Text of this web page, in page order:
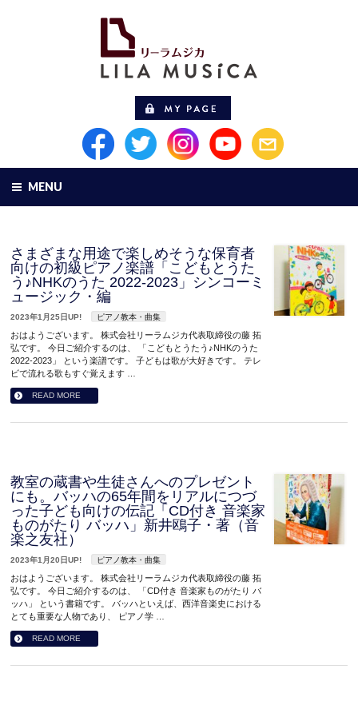
MENU
さまざまな用途で楽しめそうな保育者
向けの初級ピアノ楽譜「こどもとうた
う♪NHKのうた 2022-2023」シンコーミ
ュージック・編
2023年1月25日UP! ピアノ教本・曲集
おはようございます。 株式会社リーラムジカ代表取締役の藤 拓
弘です。 今日ご紹介するのは、 「こどもとうたう♪NHKのうた
2022-2023」 という楽譜です。 子どもは歌が大好きです。 テレ
ビで流れる歌もすぐ覚えます …
READ MORE
教室の蔵書や生徒さんへのプレゼント
にも。バッハの65年間をリアルにつづ
った子ども向けの伝記「CD付き 音楽家
ものがたり バッハ」新井鴎子・著（音
楽之友社）
2023年1月20日UP! ピアノ教本・曲集
おはようございます。 株式会社リーラムジカ代表取締役の藤 拓
弘です。 今日ご紹介するのは、 「CD付き 音楽家ものがたり バ
ッハ」 という書籍です。 バッハといえば、西洋音楽史における
とても重要な人物であり、 ピアノ学 …
READ MORE